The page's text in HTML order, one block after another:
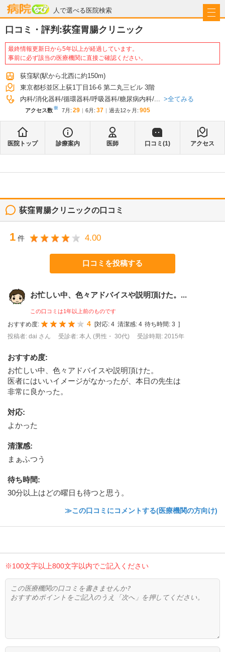
人で選べる医院検索
病院なび
口コミ・評判:荻窪胃腸クリニック
最終情報更新日から5年以上が経過しています。
事前に必ず該当の医療機関に直接ご確認ください。
荻窪駅(駅から北西に約150m)
東京都杉並区上荻1丁目16-6 第二丸三ビル 3階
内科 消化器科 循環器科 呼吸器科 糖尿病内科 ... 全てみる
アクセス数※ 7月 : 29 6月 : 37 過去12ヶ月: 905
医院トップ 診療案内 医師 口コミ(1) アクセス
荻窪胃腸クリニックの口コミ
1 件 4.00
口コミを投稿する
お忙しい中、色々アドバイスや説明頂けた。...
この口コミは1年以上前のものです
おすすめ度: 4 [対応: 4 清潔感: 4 待ち時間: 3 ]
投稿者: dai さん
受診者: 本人 (男性・ 30代) 受診時期: 2015年
おすすめ度:
お忙しい中、色々アドバイスや説明頂けた。
医者にはいいイメージがなかったが、本日の先生は
非常に良かった。
対応:
よかった
清潔感:
まぁふつう
待ち時間:
30分以上はどの曜日も待つと思う。
≫この口コミにコメントする(医療機関の方向け)
※100文字以上800文字以内でご記入ください